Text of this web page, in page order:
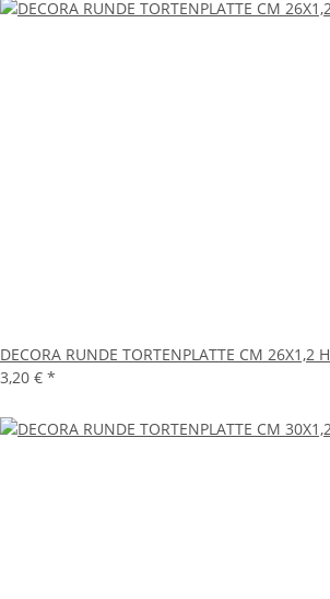
DECORA RUNDE TORTENPLATTE CM 26X1,2 H
3,20 € *